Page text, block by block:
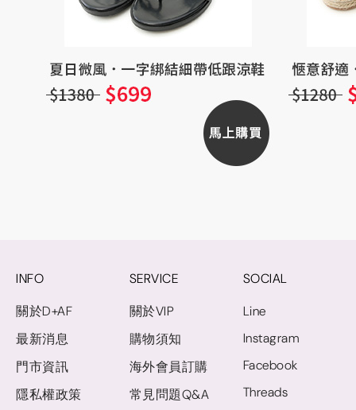
INFO
關於D+AF
最新消息
門市資訊
隱私權政策
SERVICE
關於VIP
購物須知
海外會員訂購
常見問題Q&A
SOCIAL
Line
Instagram
Facebook
Threads